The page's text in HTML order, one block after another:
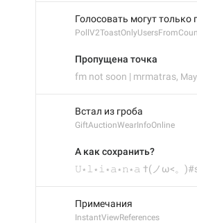
Голосовать могут только
Пропущена точка
fm not soon | mrmatras,
Встал из гроба
GiftAuctionWearInfoOnline
А как сохранить?
𝚄⋆𝚕⋆𝚒⋆𝚊⋆𝚗⋆𝚊 †(ノω<。
Примечания
InstantViewReferences